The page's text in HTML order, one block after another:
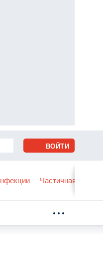
Частичная
ВОЙТИ